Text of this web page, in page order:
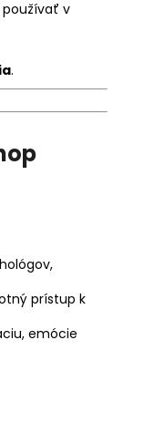
používať v
.
prístup k
emócie